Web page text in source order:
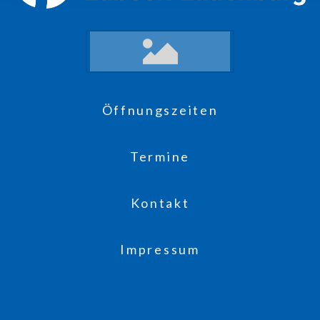
Öffnungszeiten
Termine
Kontakt
Impressum